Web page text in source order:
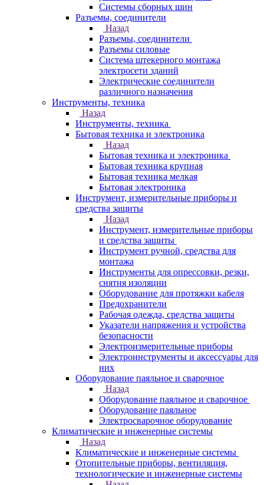
Системы сборных шин
Разъемы, соединители
Назад
Разъемы, соединители
Разъемы силовые
Система штекерного монтажа
электросети зданий
Электрические соединители
различного назначения
Инструменты, техника
Назад
Инструменты, техника
Бытовая техника и электроника
Назад
Бытовая техника и электроника
Бытовая техника крупная
Бытовая техника мелкая
Бытовая электроника
Инструмент, измерительные приборы и
средства защиты
Назад
Инструмент, измерительные приборы
и средства защиты
Инструмент ручной, средства для
монтажа
Инструменты для опрессовки, резки,
снятия изоляции
Оборудование для протяжки кабеля
Предохранители
Рабочая одежда, средства защиты
Указатели напряжения и устройства
безопасности
Электроизмерительные приборы
Электроинструменты и аксессуары для
них
Оборудование паяльное и сварочное
Назад
Оборудование паяльное и сварочное
Оборудование паяльное
Электросварочное оборудование
Климатические и инженерные системы
Назад
Климатические и инженерные системы
Отопительные приборы, вентиляция,
технологические и инженерные системы